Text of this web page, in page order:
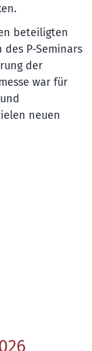
beteiligten
P-Seminars
der
war für
neuen